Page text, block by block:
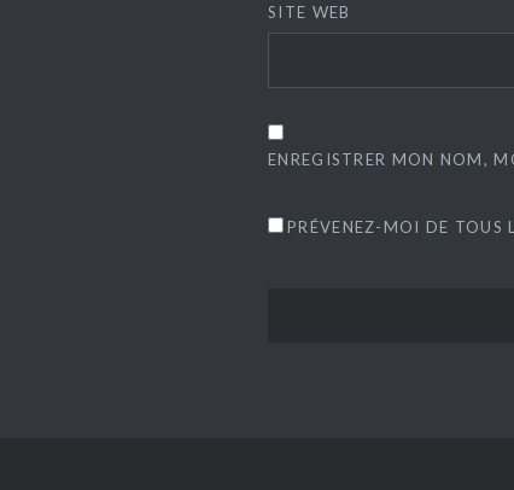
SITE WEB
ENREGISTRER MON NOM,
PRÉVENEZ-MOI DE TOUS